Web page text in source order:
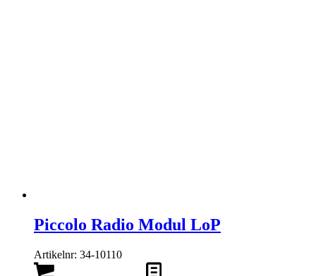
Piccolo Radio Modul LoP
Artikelnr: 34-10110